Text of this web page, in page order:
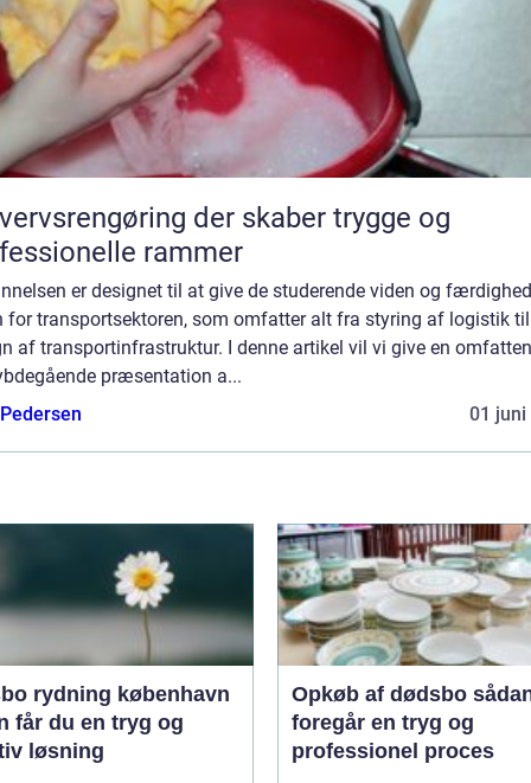
der skaber trygge og
rammer
er designet til at give de studerende viden og
for transportsektoren, som omfatter alt fra styring af logistik til
af transportinfrastruktur. I denne artikel vil vi give en
præsentation a...
01 juni
rydning københavn
får du en tryg og
løsning
Opkøb af dødsbo sådan
foregår en tryg og
professionel proces